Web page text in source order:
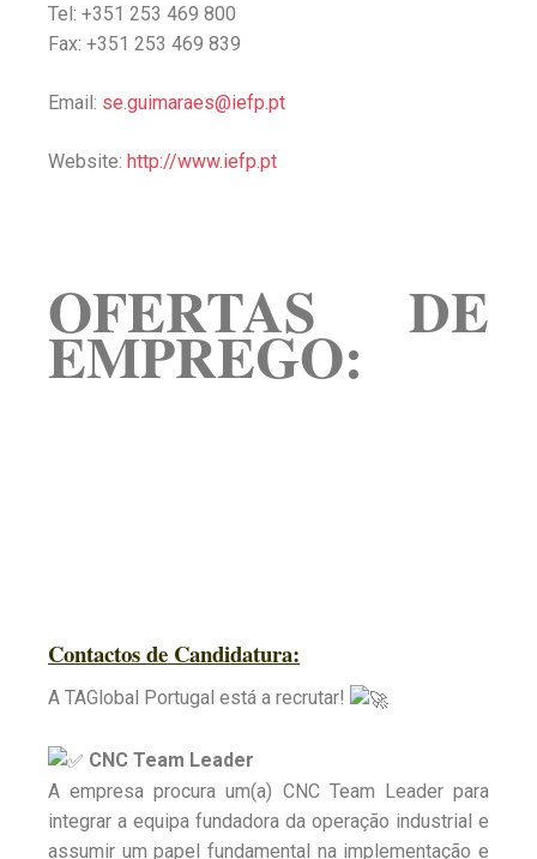
Tel: +351 253 469 800
Fax: +351 253 469 839
Email: se.guimaraes@iefp.pt
Website: http://www.iefp.pt
OFERTAS DE
EMPREGO:
Contactos de Candidatura:
A TAGlobal Portugal está a recrutar!
CNC Team Leader
A empresa procura um(a) CNC Team Leader para
integrar a equipa fundadora da operação industrial e
assumir um papel fundamental na implementação e